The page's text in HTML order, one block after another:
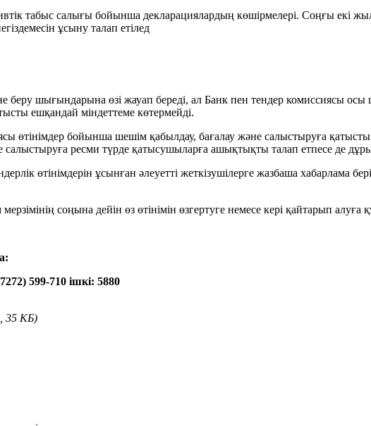
табыс салығы бойынша декларациялардың көшірмелері. Соңғы екі
ұсыну талап етілед
беру шығындарына өзі жауап береді, ал Банк пен тендер комиссиясы
ешқандай міндеттеме көтермейді.
өтінімдер бойынша шешім қабылдау, бағалау және салыстыруға
ресми түрде қатысушыларға ашықтықты талап етпесе де
өтінімдерін ұсынған әлеуетті жеткізушілерге жазбаша хабарлама
соңына дейін өз өтінімін өзгертуге немесе кері қайтарып алуға
599-710 ішкі: 5880
35 КБ)